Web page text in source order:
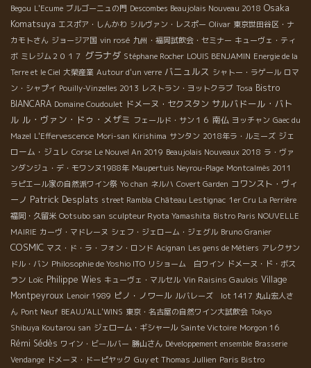
Begou L'Ecume ブルゴーニュの門 Descombes Beaujolais Nouveau 2018 Osaka
Komatsuya エスポア・しんかわ シルヴァン・レスポー Olivar 東京世田谷区・ナ
カモトさん ジョージア国 vin rosé 九州・福岡試飲会・セミナー キューヴェ・ティ
ボ ミレジム２０１７ グラナダ Stéphane Rocher LOUIS BENJAMIN Energie de la
Terre et le Ciel 大榮産業 Autour d'un verre バニュルス シャトー・ラゲール ロマ
ン・シャプイ Pouilly-Vinzelles 2013 レストラン・ヨットクラブ Tosa Bistro
BIANCARA Domaine Coudoulet ドメーヌ・セクスタン サルバドール・バト
ル ル・ヴァン・ドゥ・メザミ フェールド・サン１６ 南仏 ヨッチャン Gaec du
Mazel L'Effervescence Mori-san Kirishima サンタン 2018年ラ・ルミーズ ジェ
ローム・ジュレ Corse Le Nouvel An 2019 Beaujolais Nouveaux 2018 ラ・ヴァ
ンダンジュ・デ・モワンヌ1988年 Maupertuis Neyrou-Plage Montcalmès 2011
ラピエール家の自然派ワイン祭 Yo chan ネルハ Covert Garden コワンスト・ヴィ
ーノ Patrick Desplats street Rambla Château Lestignac 1er Cru La Perrière
福岡・久留米 Ootsubo san sculpteur Ryota Yamashita Bistro Paris NOUVELLE
MAIRIE カーヴ・マドレーヌ シェフ・ジェローム・ジェグル Bruno Granier
COSMIC マス・ド・ラ・フォン・ロンド Acignan Les gens de Métiers アレクサン
ドル・バン Philosophie de Yoshio ITO リショーム 白ワイン ドメーヌ・ド・ボス
ラン Loïc Philippe Wies キューヴェ・マルセル Vin Raisins Gaulois Village
Montpeyroux Lenoir 1989 ピノ・ノワール ルバレーズ lot 1417 丸山宏人さ
ん Pont Neuf BEAUJ'ALL'WINS 東京・名古屋の自然ワイン大試飲会 Tokyo
Shibuya Koutarou san ジェローム・ギシャール Sainte Victoire Morgon 16
Rémi Sédès ワイン・ビールバー 勝山さん Développement ensemble Brasserie
Vendange ドメーヌ・ドーピヤック Guy et Thomas Jullien Paris Bistro